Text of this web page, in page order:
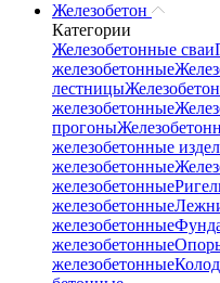
Железобетон
Категории
Железобетонные сваи
железобетонные
лестницы
железобетонные
прогоны
железобетонные
железобетонные
железобетонные
железобетонные
железобетонные
железобетонные
железобетонные